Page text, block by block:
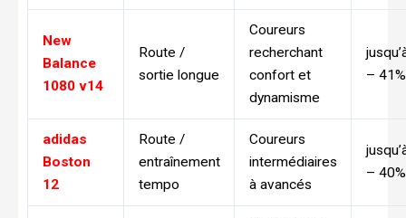
New
Balance
1080 v14
Route /
sortie longue
Coureurs
recherchant
confort et
dynamisme
– 41%
adidas
Boston
12
Route /
entraînement
tempo
Coureurs
intermédiaires
à avancés
– 40%